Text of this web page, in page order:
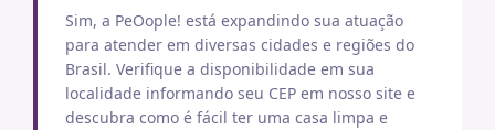
Sim, a PeOople! está expandindo sua atuação
para atender em diversas cidades e regiões do
Brasil. Verifique a disponibilidade em sua
localidade informando seu CEP em nosso site e
descubra como é fácil ter uma casa limpa e